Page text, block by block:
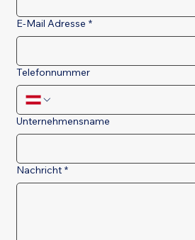
E-Mail Adresse *
Telefonnummer
Unternehmensname
Nachricht *